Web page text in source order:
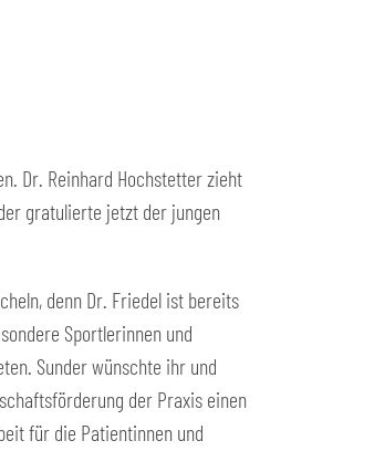
Dr. Reinhard Hochstetter zieht
gratulierte jetzt der jungen
denn Dr. Friedel ist bereits
Sportlerinnen und
Sunder wünschte ihr und
der Praxis einen
für die Patientinnen und